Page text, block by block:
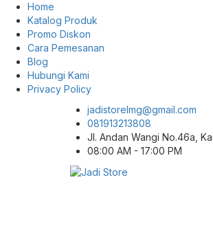
Home
Katalog Produk
Promo Diskon
Cara Pemesanan
Blog
Hubungi Kami
Privacy Policy
jadistorelmg@gmail.com
081913213808
Jl. Andan Wangi No.46a,
08:00 AM - 17:00 PM